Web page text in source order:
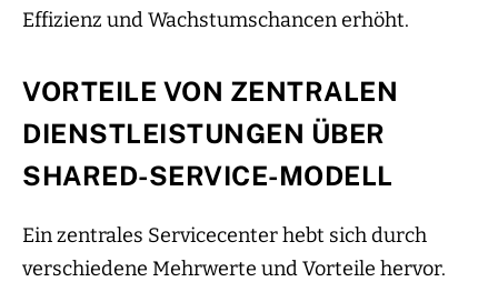
Effizienz und Wachstumschancen erhöht.
VORTEILE VON ZENTRALEN
DIENSTLEISTUNGEN ÜBER
SHARED-SERVICE-MODELL
Ein zentrales Servicecenter hebt sich durch
verschiedene Mehrwerte und Vorteile hervor.